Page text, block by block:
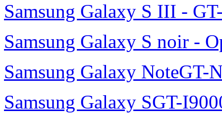
Samsung Galaxy S III -
Samsung Galaxy S noir -
Samsung Galaxy NoteGT-
Samsung Galaxy SGT-